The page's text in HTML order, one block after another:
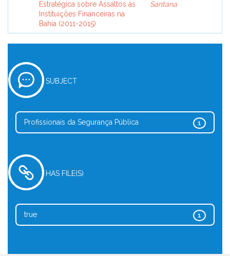
Estratégica sobre Assaltos às
Instituições Financeiras na
Bahia (2011-2015)
Santana
SUBJECT
1
Profissionais da Segurança Pública
HAS FILE(S)
1
true